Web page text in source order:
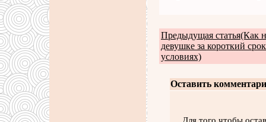
Предыдущая статья(Как
девушке за короткий
условиях)
Оставить
Для того чтобы